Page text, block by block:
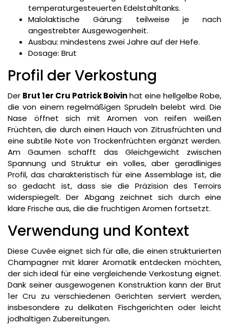
temperaturgesteuerten Edelstahltanks.
Malolaktische Gärung: teilweise je nach
angestrebter Ausgewogenheit.
Ausbau: mindestens zwei Jahre auf der Hefe.
Dosage: Brut
Profil der Verkostung
Der Brut 1er Cru Patrick Boivinhat eine hellgelbe Robe,
die von einem regelmäßigen Sprudeln belebt wird. Die
Nase öffnet sich mit Aromen von reifen weißen
Früchten, die durch einen Hauch von Zitrusfrüchten und
eine subtile Note von Trockenfrüchten ergänzt werden.
Am Gaumen schafft das Gleichgewicht zwischen
Spannung und Struktur ein volles, aber geradliniges
Profil, das charakteristisch für eine Assemblage ist, die
so gedacht ist, dass sie die Präzision des Terroirs
widerspiegelt. Der Abgang zeichnet sich durch eine
klare Frische aus, die die fruchtigen Aromen fortsetzt.
Verwendung und Kontext
Diese Cuvée eignet sich für alle, die einen strukturierten
Champagner mit klarer Aromatik entdecken möchten,
der sich ideal für eine vergleichende Verkostung eignet.
Dank seiner ausgewogenen Konstruktion kann der Brut
1er Cru zu verschiedenen Gerichten serviert werden,
insbesondere zu delikaten Fischgerichten oder leicht
jodhaltigen Zubereitungen.